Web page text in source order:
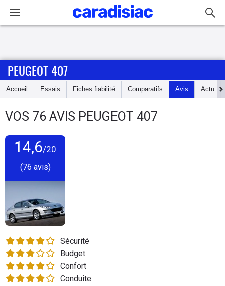
Accueil
Essais
Guide
Electriques
Utilitaires
Flottes
Auto
Services
PEUGEOT 407
Accueil Essais Fiches fiabilité Comparatifs Avis Actu
VOS 76 AVIS PEUGEOT 407
14,6/20
(76 avis)
Sécurité
Budget
Confort
Conduite